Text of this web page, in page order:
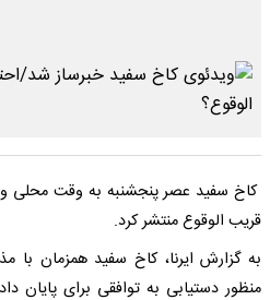
کاخ سفید عصر پنجشنبه به وقت محلی
قریب الوقوع منتشر کرد.
به گزارش ایرنا، کاخ سفید همزمان با
منظور دستیابی به توافقی برای پایان